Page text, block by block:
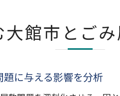
館市とご
に与える影響を分析